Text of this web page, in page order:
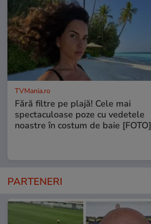
TVMania.ro
Fără filtre pe plajă! Cele mai
spectaculoase poze cu vedetele
noastre în costum de baie [FOTO]
PARTENERI